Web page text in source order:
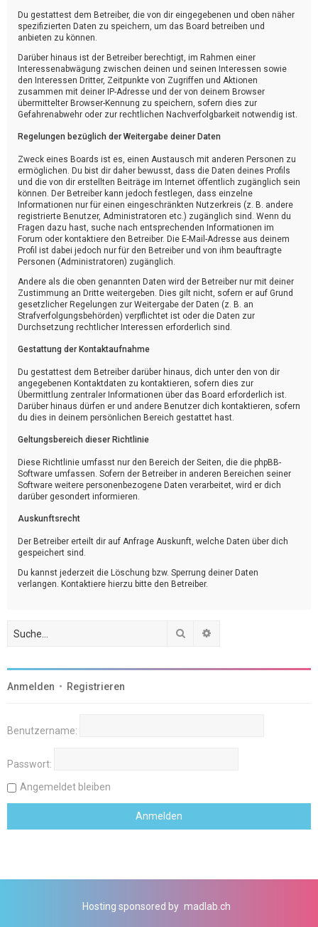
Du gestattest dem Betreiber, die von dir eingegebenen und oben näher
spezifizierten Daten zu speichern, um das Board betreiben und
anbieten zu können.
Darüber hinaus ist der Betreiber berechtigt, im Rahmen einer
Interessenabwägung zwischen deinen und seinen Interessen sowie
den Interessen Dritter, Zeitpunkte von Zugriffen und Aktionen
zusammen mit deiner IP-Adresse und der von deinem Browser
übermittelter Browser-Kennung zu speichern, sofern dies zur
Gefahrenabwehr oder zur rechtlichen Nachverfolgbarkeit notwendig ist.
Regelungen bezüglich der Weitergabe deiner Daten
Zweck eines Boards ist es, einen Austausch mit anderen Personen zu
ermöglichen. Du bist dir daher bewusst, dass die Daten deines Profils
und die von dir erstellten Beiträge im Internet öffentlich zugänglich sein
können. Der Betreiber kann jedoch festlegen, dass einzelne
Informationen nur für einen eingeschränkten Nutzerkreis (z. B. andere
registrierte Benutzer, Administratoren etc.) zugänglich sind. Wenn du
Fragen dazu hast, suche nach entsprechenden Informationen im
Forum oder kontaktiere den Betreiber. Die E-Mail-Adresse aus deinem
Profil ist dabei jedoch nur für den Betreiber und von ihm beauftragte
Personen (Administratoren) zugänglich.
Andere als die oben genannten Daten wird der Betreiber nur mit deiner
Zustimmung an Dritte weitergeben. Dies gilt nicht, sofern er auf Grund
gesetzlicher Regelungen zur Weitergabe der Daten (z. B. an
Strafverfolgungsbehörden) verpflichtet ist oder die Daten zur
Durchsetzung rechtlicher Interessen erforderlich sind.
Gestattung der Kontaktaufnahme
Du gestattest dem Betreiber darüber hinaus, dich unter den von dir
angegebenen Kontaktdaten zu kontaktieren, sofern dies zur
Übermittlung zentraler Informationen über das Board erforderlich ist.
Darüber hinaus dürfen er und andere Benutzer dich kontaktieren, sofern
du dies in deinem persönlichen Bereich gestattet hast.
Geltungsbereich dieser Richtlinie
Diese Richtlinie umfasst nur den Bereich der Seiten, die die phpBB-
Software umfassen. Sofern der Betreiber in anderen Bereichen seiner
Software weitere personenbezogene Daten verarbeitet, wird er dich
darüber gesondert informieren.
Auskunftsrecht
Der Betreiber erteilt dir auf Anfrage Auskunft, welche Daten über dich
gespeichert sind.
Du kannst jederzeit die Löschung bzw. Sperrung deiner Daten
verlangen. Kontaktiere hierzu bitte den Betreiber.
Suche
Anmelden • Registrieren
Benutzername:
Passwort:
Angemeldet bleiben
Hosting sponsored by madlab.ch